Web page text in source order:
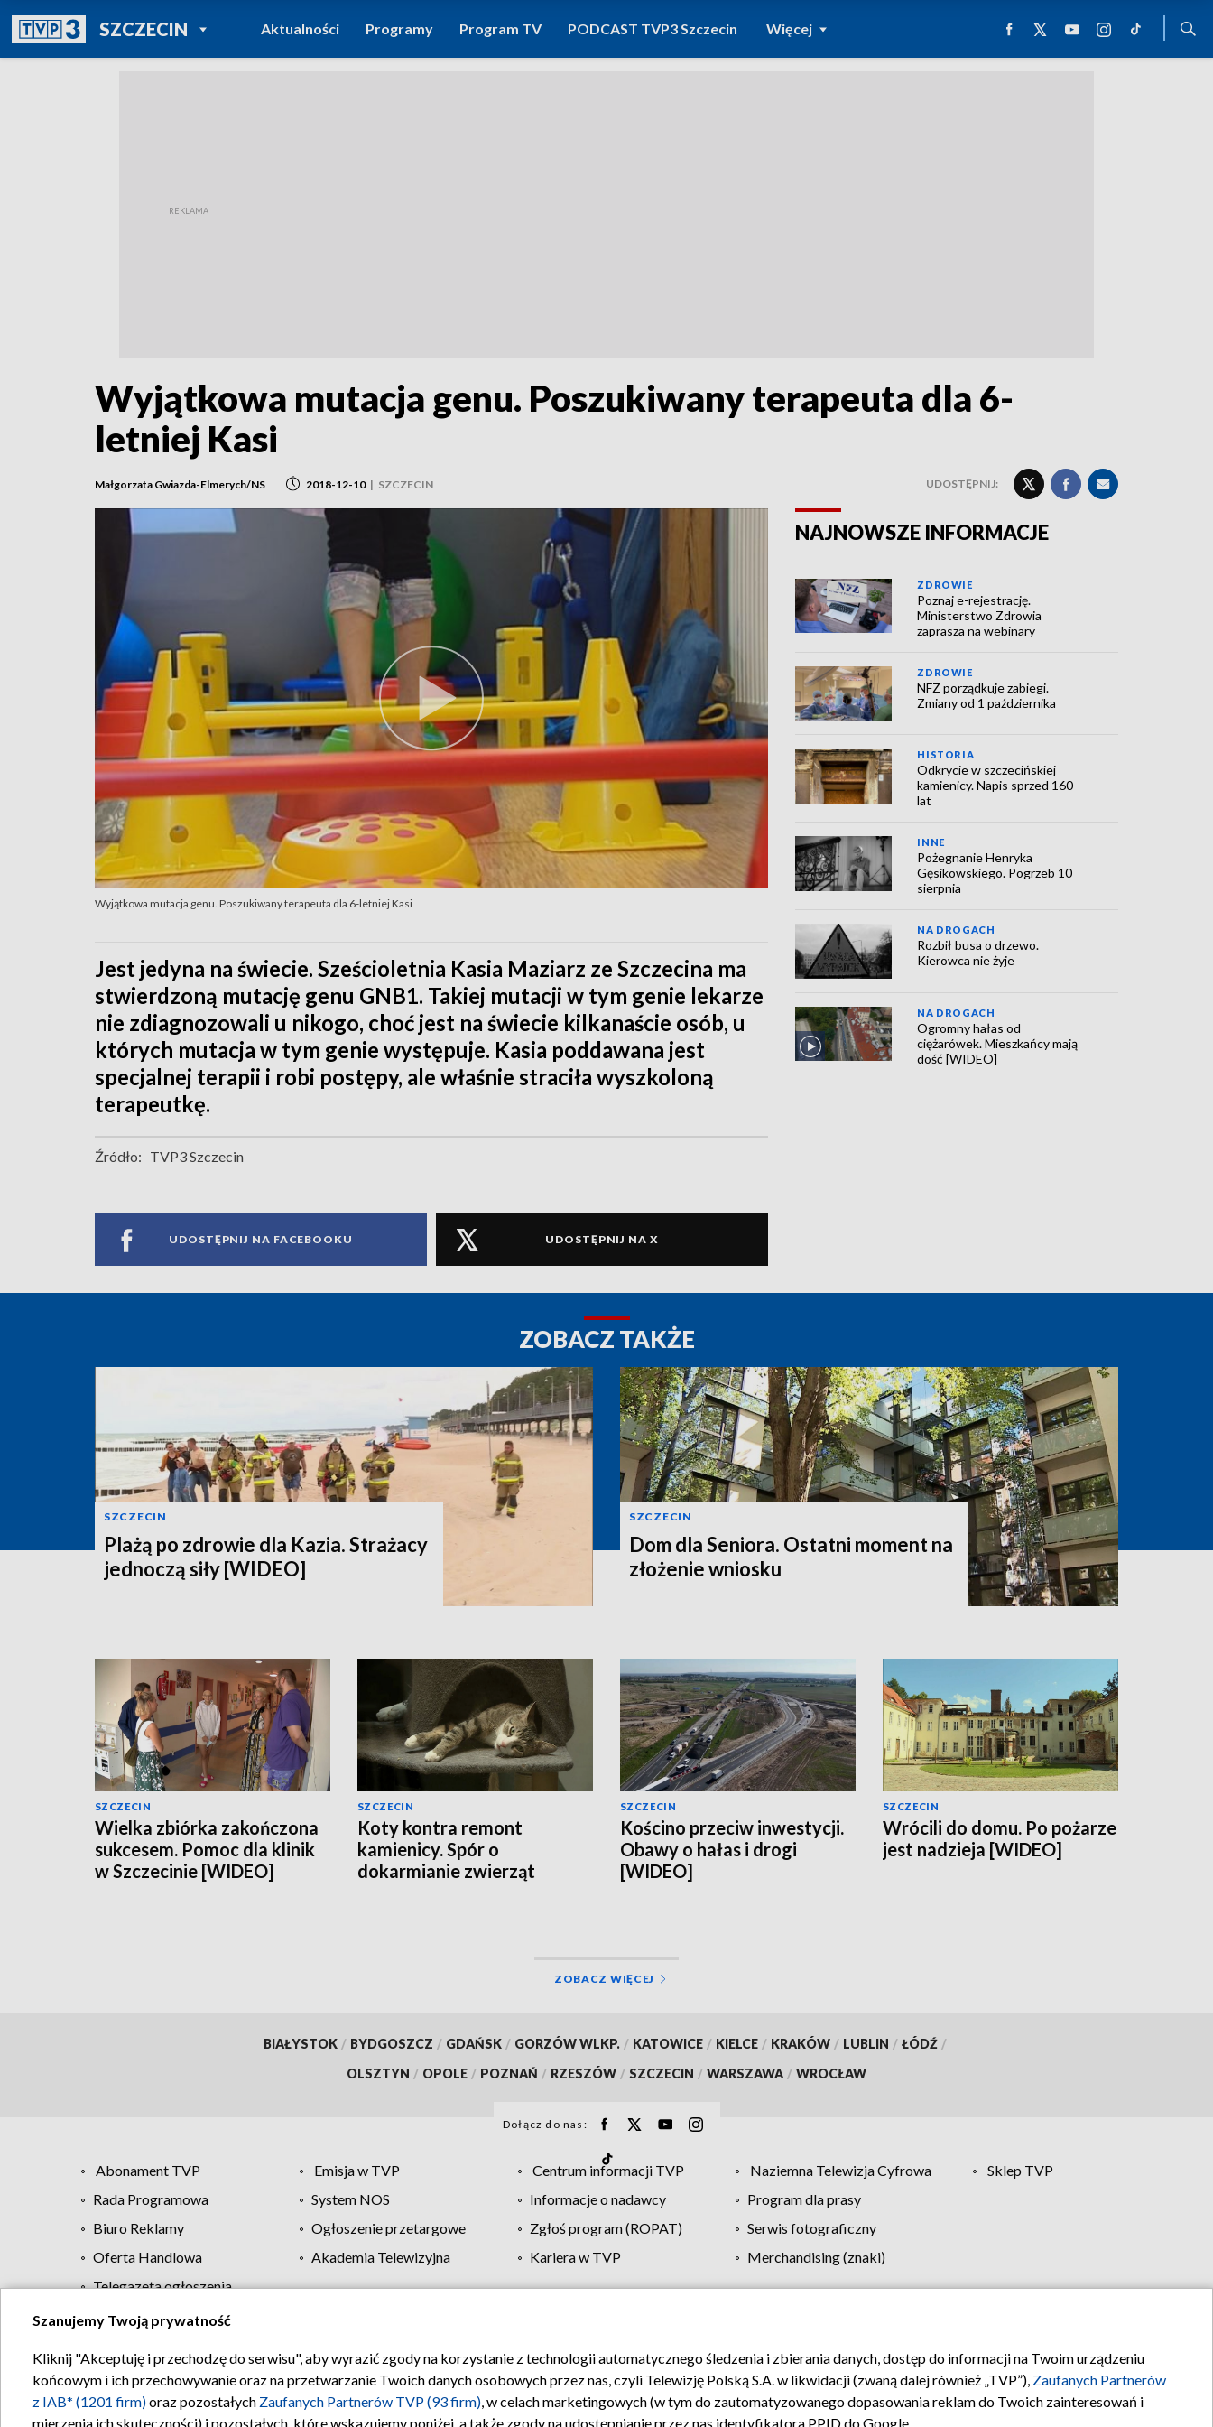
SZCZECINPOWRÓT DO
TVP REGIONY
Aktualności Programy Program TV PODCAST TVP3 Szczecin Więcej
Wyjątkowa mutacja genu. Poszukiwany terapeuta dla 6-
letniej Kasi
Małgorzata Gwiazda-Elmerych/NS 2018-12-10 | SZCZECIN UDOSTĘPNIJ:
Wyjątkowa mutacja genu. Poszukiwany terapeuta dla 6-letniej Kasi
Jest jedyna na świecie. Sześcioletnia Kasia Maziarz ze Szczecina ma
stwierdzoną mutację genu GNB1. Takiej mutacji w tym genie lekarze
nie zdiagnozowali u nikogo, choć jest na świecie kilkanaście osób, u
których mutacja w tym genie występuje. Kasia poddawana jest
specjalnej terapii i robi postępy, ale właśnie straciła wyszkoloną
terapeutkę.
Źródło: TVP3 Szczecin
UDOSTĘPNIJ NA FACEBOOKU UDOSTĘPNIJ NA X
NAJNOWSZE INFORMACJE
ZDROWIE
Poznaj e-rejestrację.
Ministerstwo Zdrowia
zaprasza na webinary
ZDROWIE
NFZ porządkuje zabiegi.
Zmiany od 1 października
HISTORIA
Odkrycie w szczecińskiej
kamienicy. Napis sprzed 160
lat
INNE
Pożegnanie Henryka
Gęsikowskiego. Pogrzeb 10
sierpnia
NA DROGACH
Rozbił busa o drzewo.
Kierowca nie żyje
NA DROGACH
Ogromny hałas od
ciężarówek. Mieszkańcy mają
dość [WIDEO]
ZOBACZ TAKŻE
SZCZECIN
Plażą po zdrowie dla Kazia. Strażacy
jednoczą siły [WIDEO]
SZCZECIN
Dom dla Seniora. Ostatni moment na
złożenie wniosku
SZCZECIN
Wielka zbiórka zakończona
sukcesem. Pomoc dla klinik
w Szczecinie [WIDEO]
SZCZECIN
Koty kontra remont
kamienicy. Spór o
dokarmianie zwierząt
SZCZECIN
Kościno przeciw inwestycji.
Obawy o hałas i drogi
[WIDEO]
SZCZECIN
Wrócili do domu. Po pożarze
jest nadzieja [WIDEO]
ZOBACZ WIĘCEJ
BIAŁYSTOK / BYDGOSZCZ / GDAŃSK / GORZÓW WLKP. / KATOWICE / KIELCE / KRAKÓW / LUBLIN / ŁÓDŹ /
OLSZTYN / OPOLE / POZNAŃ / RZESZÓW / SZCZECIN / WARSZAWA / WROCŁAW
Dołącz do nas:
Abonament TVP Emisja w TVP Centrum informacji TVP Naziemna Telewizja Cyfrowa
Sklep TVP
Rada Programowa
System NOS Informacje o nadawcy
Program dla prasy
Biuro Reklamy
Ogłoszenie przetargowe Zgłoś program (ROPAT)
Serwis fotograficzny
Oferta Handlowa
Akademia Telewizyjna Kariera w TVP
Merchandising (znaki)
Telegazeta ogłoszenia
Regulamin TVP Polityka prywatności Moje zgody Pomoc Biuro reklamy Kontakt
Szanujemy Twoją prywatność
Kliknij "Akceptuję i przechodzę do serwisu", aby wyrazić zgody na korzystanie z technologii automatycznego śledzenia i zbierania danych, dostęp do informacji na Twoim urządzeniu
końcowym i ich przechowywanie oraz na przetwarzanie Twoich danych osobowych przez nas, czyli Telewizję Polską S.A. w likwidacji (zwaną dalej również „TVP”), Zaufanych Partnerów
z IAB* (1201 firm)oraz pozostałych Zaufanych Partnerów TVP (93 firm), w celach marketingowych (w tym do zautomatyzowanego dopasowania reklam do Twoich zainteresowań i
mierzenia ich skuteczności) i pozostałych, które wskazujemy poniżej, a także zgody na udostępnianie przez nas identyfikatora PPID do Google.